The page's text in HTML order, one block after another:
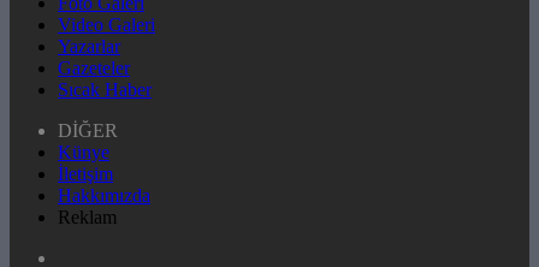
Video Galeri
Yazarlar
Gazeteler
Sıcak Haber
DİĞER
Künye
İletişim
Hakkımızda
Reklam